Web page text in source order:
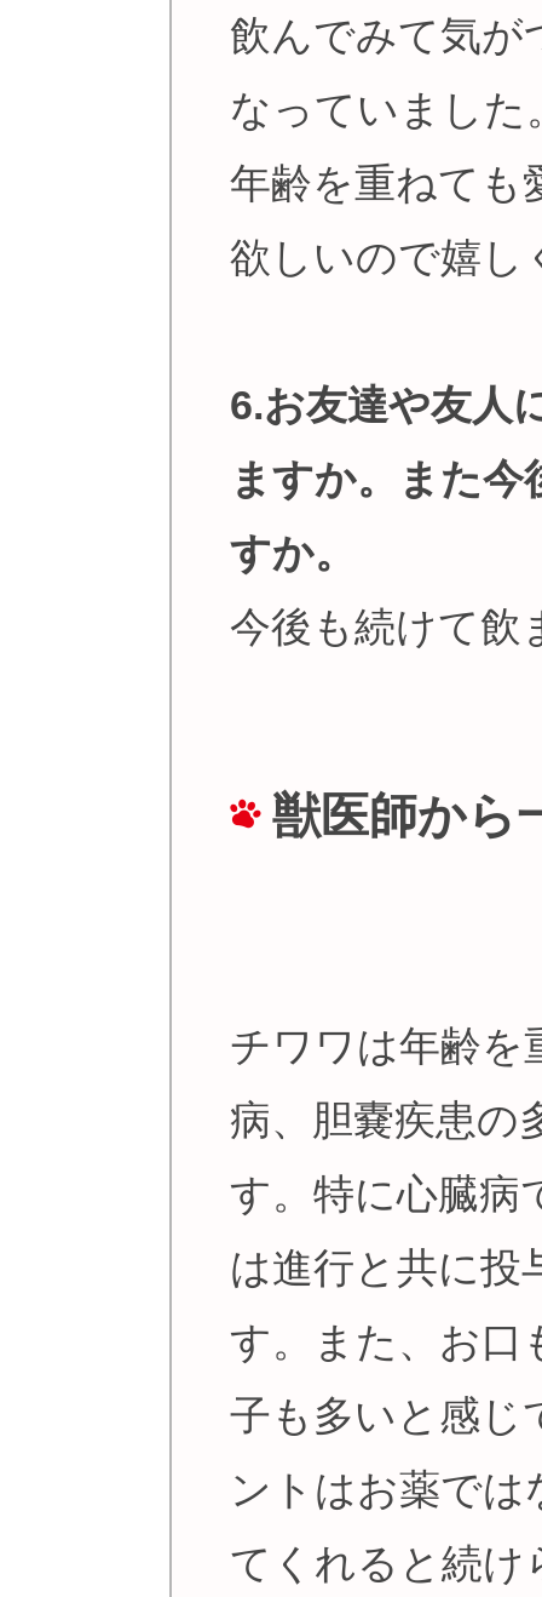
飲んでみて気が
なっていました
年齢を重ねても
欲しいので嬉し
6.お友達や友人
ますか。また
すか。
今後も続けて飲
獣医師から
チワワは年齢を
病、胆嚢疾患の
す。特に心臓病
は進行と共に投
す。また、お口
子も多いと感じ
ントはお薬で
てくれると続け